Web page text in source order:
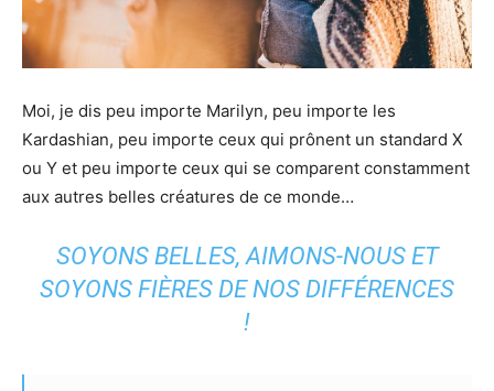
Moi, je dis peu importe Marilyn, peu importe les
Kardashian, peu importe ceux qui prônent un standard X
ou Y et peu importe ceux qui se comparent constamment
aux autres belles créatures de ce monde…
SOYONS BELLES, AIMONS-NOUS ET
SOYONS FIÈRES DE NOS DIFFÉRENCES
!